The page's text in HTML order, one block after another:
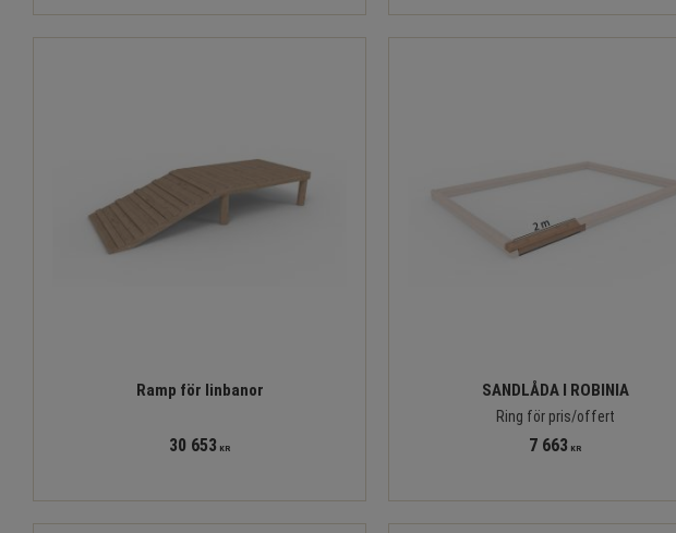
Ramp för linbanor
30 653 KR
SANDLÅDA I ROBINIA
Ring för pris/offert
7 663 KR